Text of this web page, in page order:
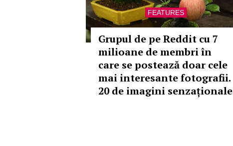
FEATURES
Grupul de pe Reddit cu 7
milioane de membri în
care se postează doar cele
mai interesante fotografii.
20 de imagini senzaționale